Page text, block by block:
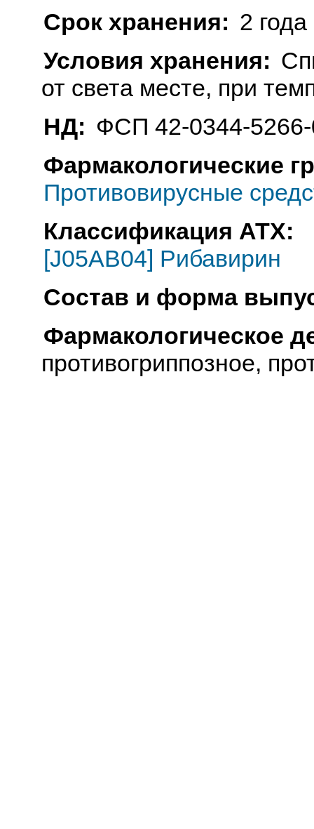
Срок хранения: 2 года
Условия хранения:
от света месте, при
НД: ФСП 42-0344-
Фармакологические
Противовирусные
Классификация АТХ:
[J05AB04] Рибавирин
Состав и форма
Фармакологическое
противогриппозное,